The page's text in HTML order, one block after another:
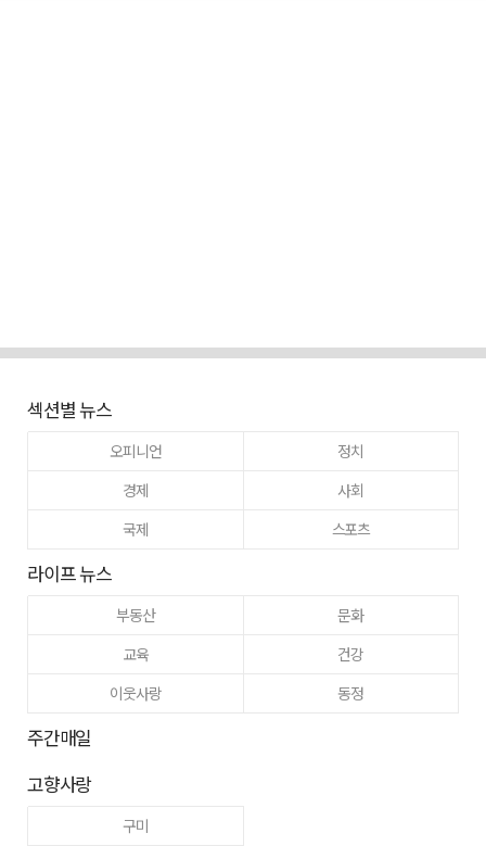
섹션별 뉴스
오피니언
정치
경제
사회
국제
스포츠
라이프 뉴스
부동산
문화
교육
건강
이웃사랑
동정
주간매일
고향사랑
구미